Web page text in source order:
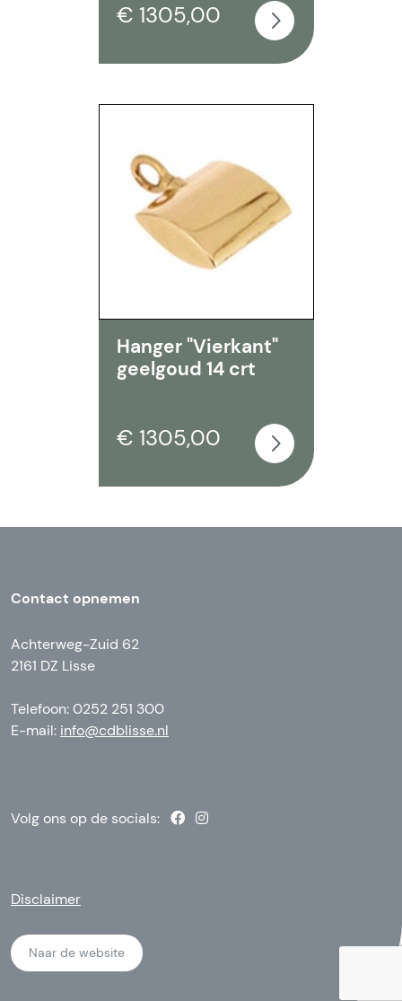
€ 1305,00
Hanger "Vierkant"
geelgoud 14 crt
€ 1305,00
Contact opnemen
Achterweg-Zuid 62
2161 DZ Lisse
Telefoon: 0252 251 300
E-mail: info@cdblisse.nl
Volg ons op de socials:
Disclaimer
Naar de website